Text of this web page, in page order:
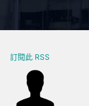
訂閱此 RSS